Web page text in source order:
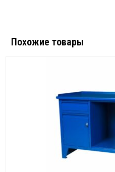
Похожие товары